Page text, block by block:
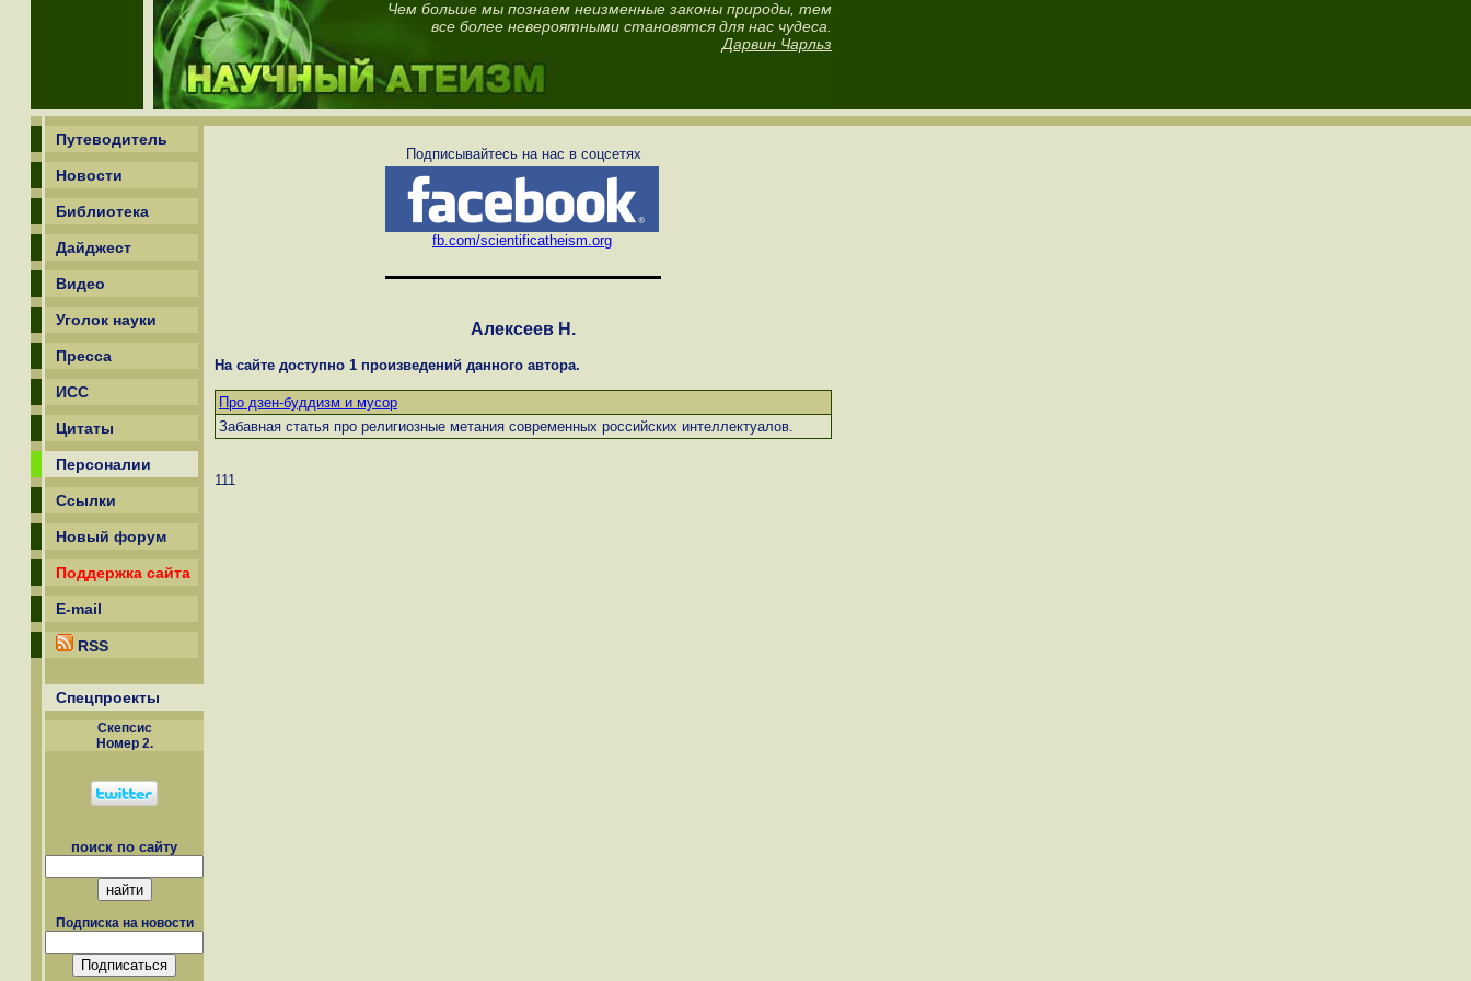
Чем больше мы познаем неизменные законы природы, тем
все более невероятными становятся для нас чудеса.
Дарвин Чарльз
Путеводитель
Новости
Библиотека
Дайджест
Видео
Уголок науки
Пресса
ИСС
Цитаты
Персоналии
Ссылки
Новый форум
Поддержка сайта
E-mail
RSS
Спецпроекты
Скепсиc
Номер 2.
поиск по сайту
Подписка на новости
Подписывайтесь на нас в соцсетях
fb.com/scientificatheism.org
Алексеев Н.
На сайте доступно 1 произведений данного автора.
Про дзен-буддизм и мусор
Забавная статья про религиозные метания современных российских интеллектуалов.
111